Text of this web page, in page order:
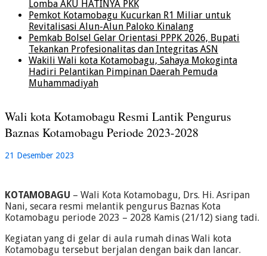
Lomba AKU HATINYA PKK
Pemkot Kotamobagu Kucurkan R1 Miliar untuk
Revitalisasi Alun-Alun Paloko Kinalang
Pemkab Bolsel Gelar Orientasi PPPK 2026, Bupati
Tekankan Profesionalitas dan Integritas ASN
Wakili Wali kota Kotamobagu, Sahaya Mokoginta
Hadiri Pelantikan Pimpinan Daerah Pemuda
Muhammadiyah
Wali kota Kotamobagu Resmi Lantik Pengurus
Baznas Kotamobagu Periode 2023-2028
21 Desember 2023
KOTAMOBAGU – Wali Kota Kotamobagu, Drs. Hi. Asripan
Nani, secara resmi melantik pengurus Baznas Kota
Kotamobagu periode 2023 – 2028 Kamis (21/12) siang tadi.
Kegiatan yang di gelar di aula rumah dinas Wali kota
Kotamobagu tersebut berjalan dengan baik dan lancar.